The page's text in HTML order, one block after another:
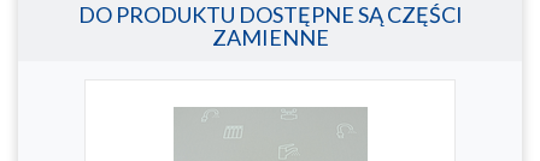
DO PRODUKTU DOSTĘPNE SĄ CZĘŚCI
ZAMIENNE